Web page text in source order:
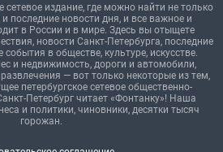
сетевое издание, где можно найти не только
последние новости дня, и все важное и
в России и в мире. Здесь вы отыщете
новости Санкт-Петербурга, последние
события в обществе, культуре, искусстве.
и недвижимость, дороги и автомобили,
— вот только некоторые из тем,
петербургское сетевое общественно-
Петербург читает «Фонтанку»! Наша
и политики, чиновники, десятки тысяч
горожан.